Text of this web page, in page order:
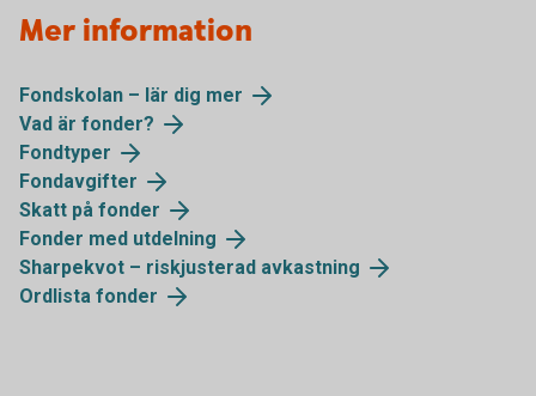
Mer information
Fondskolan – lär dig mer
Vad är fonder?
Fondtyper
Fondavgifter
Skatt på fonder
Fonder med utdelning
Sharpekvot – riskjusterad avkastning
Ordlista fonder